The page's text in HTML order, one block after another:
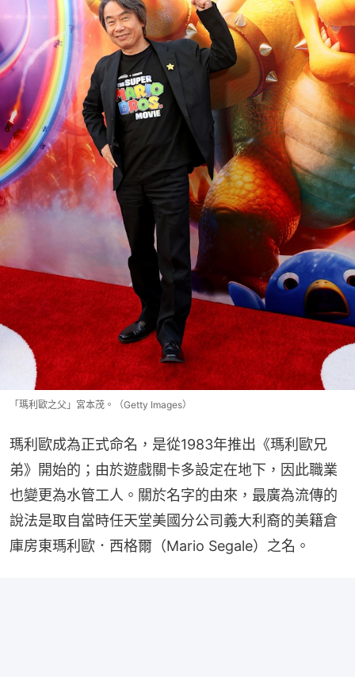
「瑪利歐之父」宮本茂。（Getty Images）
瑪利歐成為正式命名，是從1983年推出《瑪利歐兄
弟》開始的；由於遊戲關卡多設定在地下，因此職業
也變更為水管工人。關於名字的由來，最廣為流傳的
說法是取自當時任天堂美國分公司義大利裔的美籍倉
庫房東瑪利歐．西格爾（Mario Segale）之名。